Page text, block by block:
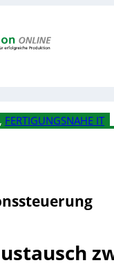
, FERTIGUNGSNAHE IT